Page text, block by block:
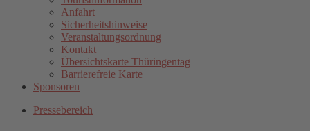
Anfahrt
Sicherheitshinweise
Veranstaltungsordnung
Kontakt
Übersichtskarte Thüringentag
Barrierefreie Karte
Sponsoren
Pressebereich